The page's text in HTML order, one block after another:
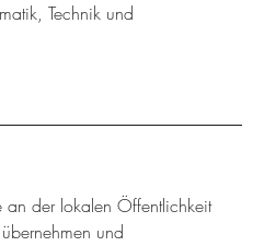
Technik und
an der lokalen Öffentlichkeit
und